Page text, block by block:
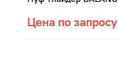
Цена по запросу